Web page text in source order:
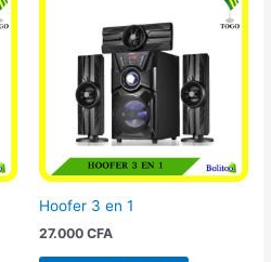
Hoofer 3 en 1
27.000 CFA